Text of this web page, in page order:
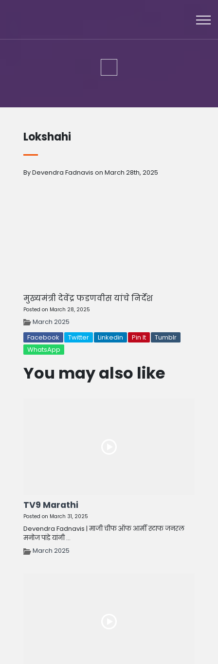
Lokshahi
By Devendra Fadnavis on March 28th, 2025
मुख्यमंत्री देवेंद्र फडणवीस यांचे निर्देश
Posted on March 28, 2025
March 2025
Facebook
Twitter Linkedin Pin It
Tumblr
WhatsApp
You may also like
TV9 Marathi
Posted on March 31, 2025
Devendra Fadnavis | माजी चीफ ऑफ आर्मी स्टाफ जनरल
मनोज पांडे यांनी ...
March 2025